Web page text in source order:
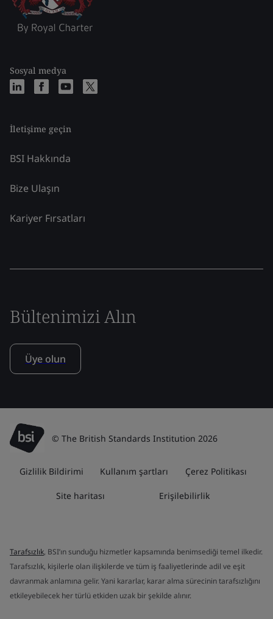
Sosyal medya
İletişime geçin
BSI Hakkında
Bize Ulaşın
Kariyer Fırsatları
Bültenimizi Alın
Üye olun
© The British Standards Institution 2026
Gizlilik Bildirimi Kullanım şartları Çerez Politikası
Site haritası Erişilebilirlik
Tarafsızlık, BSI’ın sunduğu hizmetler kapsamında benimsediği temel ilkedir.
Tarafsızlık, kişilerle olan ilişkilerde ve tüm iş faaliyetlerinde adil ve eşit
davranmak anlamına gelir. Yani kararlar, karar alma sürecinin tarafsızlığını
etkileyebilecek her türlü etkiden uzak bir şekilde alınır.